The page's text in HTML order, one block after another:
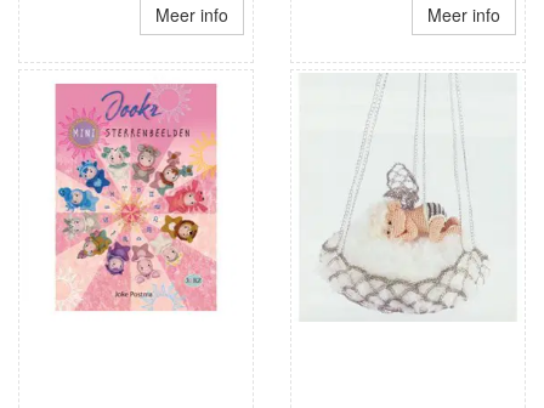
Meer info Meer info